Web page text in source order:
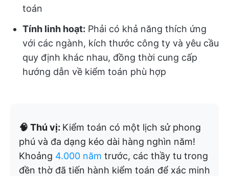
toán
Tính linh hoạt: Phải có khả năng thích ứng
với các ngành, kích thước công ty và yêu cầu
quy định khác nhau, đồng thời cung cấp
hướng dẫn về kiểm toán phù hợp
🧠 Thú vị: Kiểm toán có một lịch sử phong
phú và đa dạng kéo dài hàng nghìn năm!
Khoảng 4.000 năm trước, các thầy tu trong
đền thờ đã tiến hành kiểm toán để xác minh